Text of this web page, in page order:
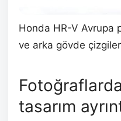
Honda HR-V Avrupa
ve arka gövde
tasarım